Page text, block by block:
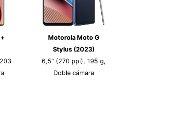
Motorola Moto G
Stylus (2023)
6,5" (270 ppi), 195 g,
Doble cámara